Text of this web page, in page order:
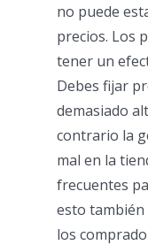
no puede
precios. Los
tener un
Debes fijar
demasiado
contrario la
mal en la
frecuentes
esto
los